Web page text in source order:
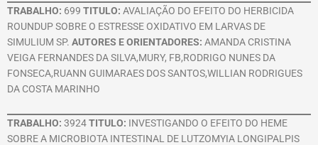
TRABALHO: 699 TITULO: AVALIAÇÃO DO EFEITO DO HERBICIDA
ROUNDUP SOBRE O ESTRESSE OXIDATIVO EM LARVAS DE
SIMULIUM SP. AUTORES E ORIENTADORES: AMANDA CRISTINA
VEIGA FERNANDES DA SILVA,MURY, FB,RODRIGO NUNES DA
FONSECA,RUANN GUIMARAES DOS SANTOS,WILLIAN RODRIGUES
DA COSTA MARINHO
TRABALHO: 3924TITULO: INVESTIGANDO O EFEITO DO HEME
SOBRE A MICROBIOTA INTESTINAL DE LUTZOMYIA LONGIPALPIS